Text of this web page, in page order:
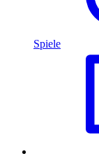
Spiele